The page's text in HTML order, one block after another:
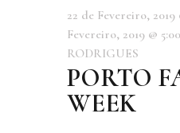
22 de Fevereiro,
Fevereiro, 2019 @
RODRIGUES
PORTO
WEEK